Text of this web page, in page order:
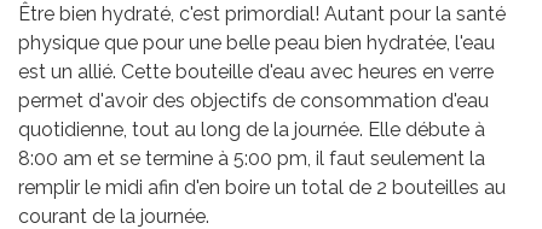
Être bien hydraté, c'est primordial! Autant pour la santé
physique que pour une belle peau bien hydratée, l'eau
est un allié. Cette bouteille d'eau avec heures en verre
permet d'avoir des objectifs de consommation d'eau
quotidienne, tout au long de la journée. Elle débute à
8:00 am et se termine à 5:00 pm, il faut seulement la
remplir le midi afin d'en boire un total de 2 bouteilles au
courant de la journée.